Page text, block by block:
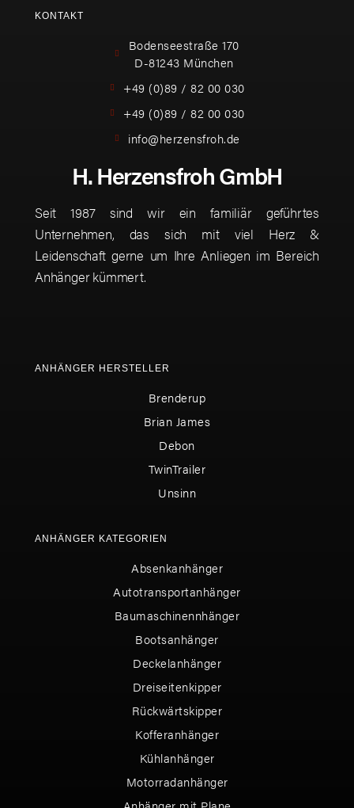
KONTAKT
Bodenseestraße 170
D-81243 München
+49 (0)89 / 82 00 030
+49 (0)89 / 82 00 030
info@herzensfroh.de
H. Herzensfroh GmbH
Seit 1987 sind wir ein familiär geführtes
Unternehmen, das sich mit viel Herz &
Leidenschaft gerne um Ihre Anliegen im Bereich
Anhänger kümmert.
ANHÄNGER HERSTELLER
Brenderup
Brian James
Debon
TwinTrailer
Unsinn
ANHÄNGER KATEGORIEN
Absenkanhänger
Autotransportanhänger
Baumaschinennhänger
Bootsanhänger
Deckelanhänger
Dreiseitenkipper
Rückwärtskipper
Kofferanhänger
Kühlanhänger
Motorradanhänger